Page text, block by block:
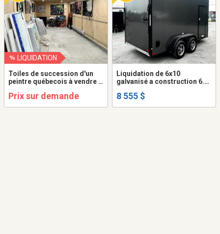
LIQUIDATION
Toiles de succession d'un
peintre québecois à vendre à
Prix sur demande
Liquidation de 6x10
galvanisé a construction 6.4
trailer cargo 10 pieds (rampe
8 555 $